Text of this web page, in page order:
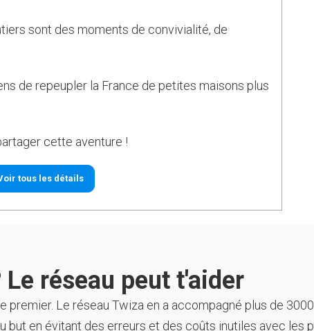
sont des moments de convivialité, de
de repeupler la France de petites maisons plus
cette aventure !
tous les détails
réseau peut t'aider
Le réseau Twiza en a accompagné plus de 3000.
but en évitant des erreurs et des coûts inutiles avec les